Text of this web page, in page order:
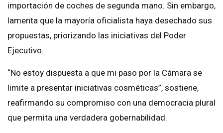
importación de coches de segunda mano. Sin embargo,
lamenta que la mayoría oficialista haya desechado sus
propuestas, priorizando las iniciativas del Poder
Ejecutivo.
“No estoy dispuesta a que mi paso por la Cámara se
limite a presentar iniciativas cosméticas”, sostiene,
reafirmando su compromiso con una democracia plural
que permita una verdadera gobernabilidad.